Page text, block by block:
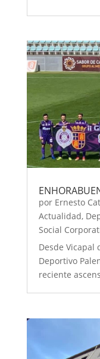
por Ernesto
Actualidad,
Social
Desde Vicapal
Deportivo
reciente